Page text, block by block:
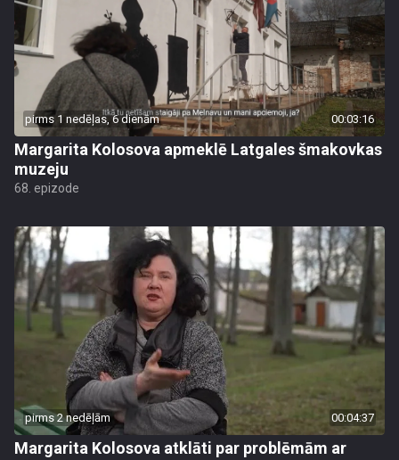
pirms 1 nedēļas, 6 dienām 00:03:16
Margarita Kolosova apmeklē Latgales šmakovkas
muzeju
68. epizode
pirms 2 nedēļām 00:04:37
Margarita Kolosova atklāti par problēmām ar